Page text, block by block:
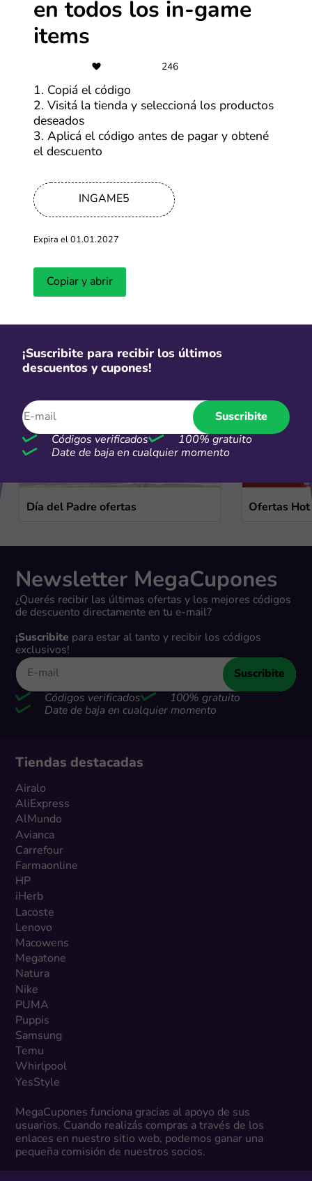
Últimas entradas del blog
¿cuándo se realizará en 2026?
Actualizado: 17.03.2026
Ofertas de temporada
Ver más
Día del Padre ofertas Ofertas Hot
Newsletter MegaCupones
¿Querés recibir las últimas ofertas y los mejores códigos
de descuento directamente en tu e-mail?
¡Suscribite para estar al tanto y recibir los códigos
exclusivos!
Suscribite
Códigos verificados
100% gratuito
Date de baja en cualquier momento
Tiendas destacadas
Airalo
AliExpress
AlMundo
Avianca
Carrefour
Farmaonline
HP
iHerb
Lacoste
Lenovo
Macowens
Megatone
Natura
Nike
PUMA
Puppis
Samsung
Temu
Whirlpool
YesStyle
en todos los in-game
items
246
1. Copiá el código
2. Visitá la tienda y seleccioná los productos
deseados
3. Aplicá el código antes de pagar y obtené
el descuento
INGAME5
Expira el 01.01.2027
Copiar y abrir
¡Suscribite para recibir los últimos
descuentos y cupones!
Suscribite
Códigos verificados
100% gratuito
Date de baja en cualquier momento
MegaCupones funciona gracias al apoyo de sus
usuarios. Cuando realizás compras a través de los
enlaces en nuestro sitio web, podemos ganar una
pequeña comisión de nuestros socios.